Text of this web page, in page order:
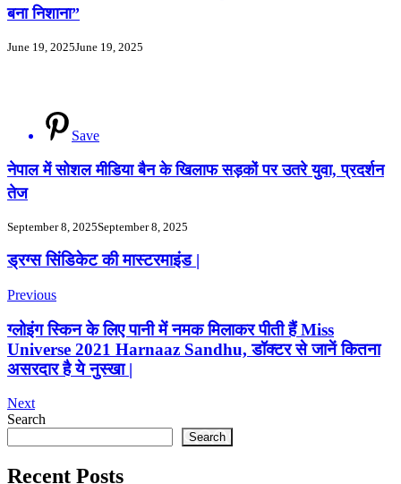
बना निशाना”
June 19, 2025June 19, 2025
Save
नेपाल में सोशल मीडिया बैन के खिलाफ सड़कों पर उतरे युवा, प्रदर्शन
तेज
September 8, 2025September 8, 2025
Post
Navigation
ड्रग्स सिंडिकेट की मास्टरमाइंड |
Previous
ग्लोइंग स्किन के लिए पानी में नमक मिलाकर पीती हैं Miss
Universe 2021 Harnaaz Sandhu, डॉक्टर से जानें कितना
असरदार है ये नुस्खा |
Next
Search
Search
Recent Posts